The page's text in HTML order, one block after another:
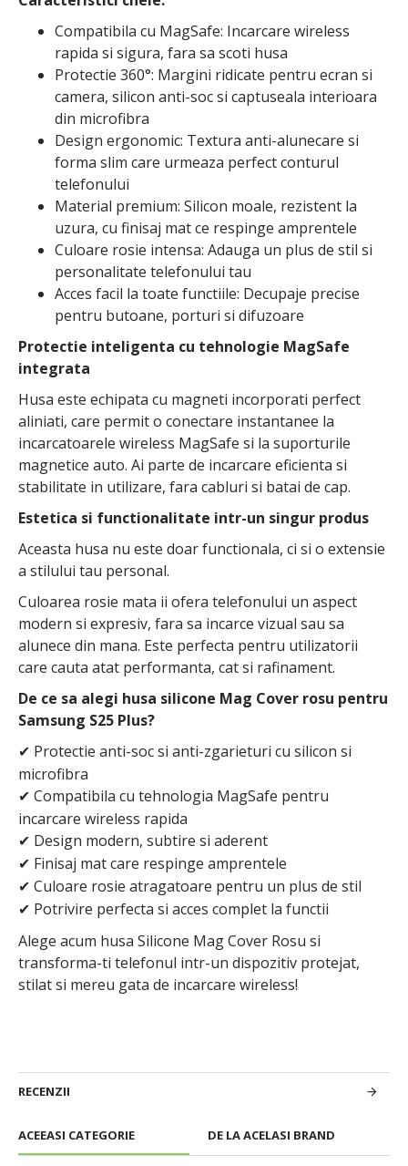
ACEEASI CATEGORIE DE LA ACELASI BRAND
Compatibila cu MagSafe: Incarcare wireless
rapida si sigura, fara sa scoti husa
Protectie 360°: Margini ridicate pentru ecran si
camera, silicon anti-soc si captuseala interioara
din microfibra
Design ergonomic: Textura anti-alunecare si
forma slim care urmeaza perfect conturul
telefonului
Material premium: Silicon moale, rezistent la
uzura, cu finisaj mat ce respinge amprentele
Culoare rosie intensa: Adauga un plus de stil si
personalitate telefonului tau
Acces facil la toate functiile: Decupaje precise
pentru butoane, porturi si difuzoare
Protectie inteligenta cu tehnologie MagSafe
integrata
Husa este echipata cu magneti incorporati perfect
aliniati, care permit o conectare instantanee la
incarcatoarele wireless MagSafe si la suporturile
magnetice auto. Ai parte de incarcare eficienta si
stabilitate in utilizare, fara cabluri si batai de cap.
Estetica si functionalitate intr-un singur produs
Aceasta husa nu este doar functionala, ci si o extensie
a stilului tau personal.
Culoarea rosie mata ii ofera telefonului un aspect
modern si expresiv, fara sa incarce vizual sau sa
alunece din mana. Este perfecta pentru utilizatorii
care cauta atat performanta, cat si rafinament.
De ce sa alegi husa silicone Mag Cover rosu pentru
Samsung S25 Plus?
✔ Protectie anti-soc si anti-zgarieturi cu silicon si
microfibra
✔ Compatibila cu tehnologia MagSafe pentru
incarcare wireless rapida
✔ Design modern, subtire si aderent
✔ Finisaj mat care respinge amprentele
✔ Culoare rosie atragatoare pentru un plus de stil
✔ Potrivire perfecta si acces complet la functii
Alege acum husa Silicone Mag Cover Rosu si
transforma-ti telefonul intr-un dispozitiv protejat,
stilat si mereu gata de incarcare wireless!
RECENZII